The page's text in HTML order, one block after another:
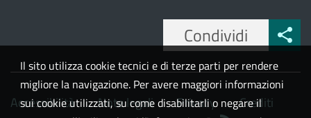
Condividi
Accessibilità Note legali Privacy
Crediti
Il sito utilizza cookie tecnici e di terze parti per rendere
migliore la navigazione. Per avere maggiori informazioni
sui cookie utilizzati, su come disabilitarli o negare il